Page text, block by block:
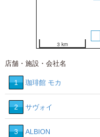
3 km
店舗・施設・会社名
1 珈琲館 モカ
2 サヴォイ
3 ALBION